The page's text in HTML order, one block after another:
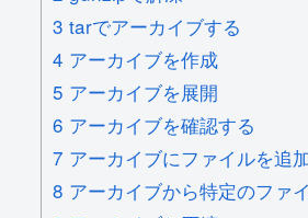
3 tarでアーカイブする
4 アーカイブを作成
5 アーカイブを展開
6 アーカイブを確認する
7 アーカイブにファイルを追
8 アーカイブから特定のファ